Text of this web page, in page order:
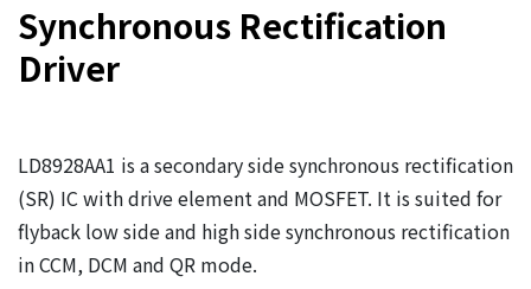
聯絡我們
Synchronous Rectification
Driver
LD8928AA1 is a secondary side synchronous rectification
(SR) IC with drive element and MOSFET. It is suited for
flyback low side and high side synchronous rectification
in CCM, DCM and QR mode.